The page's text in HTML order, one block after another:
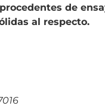
de
al respecto.